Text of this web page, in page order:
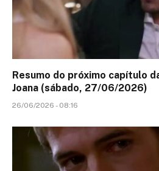
Resumo do próximo capítulo
Joana (sábado, 27/06/2026)
26/06/2026 - 08:16